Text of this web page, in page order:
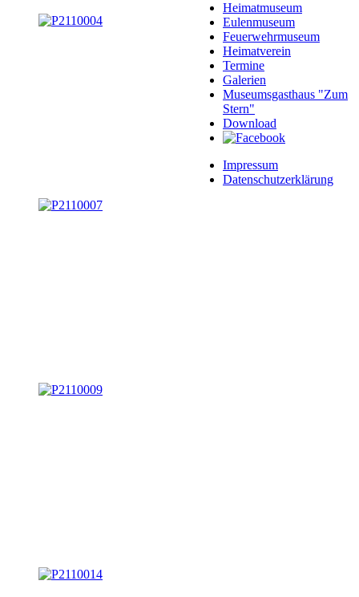
Heimatmuseum
Eulenmuseum
Feuerwehrmuseum
Heimatverein
Termine
Galerien
Museumsgasthaus "Zum
Stern"
Download
Impressum
Datenschutzerklärung